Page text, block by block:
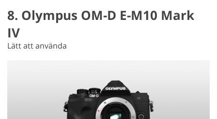
8. Olympus OM-D E-M10 Mark
IV
Lätt att använda